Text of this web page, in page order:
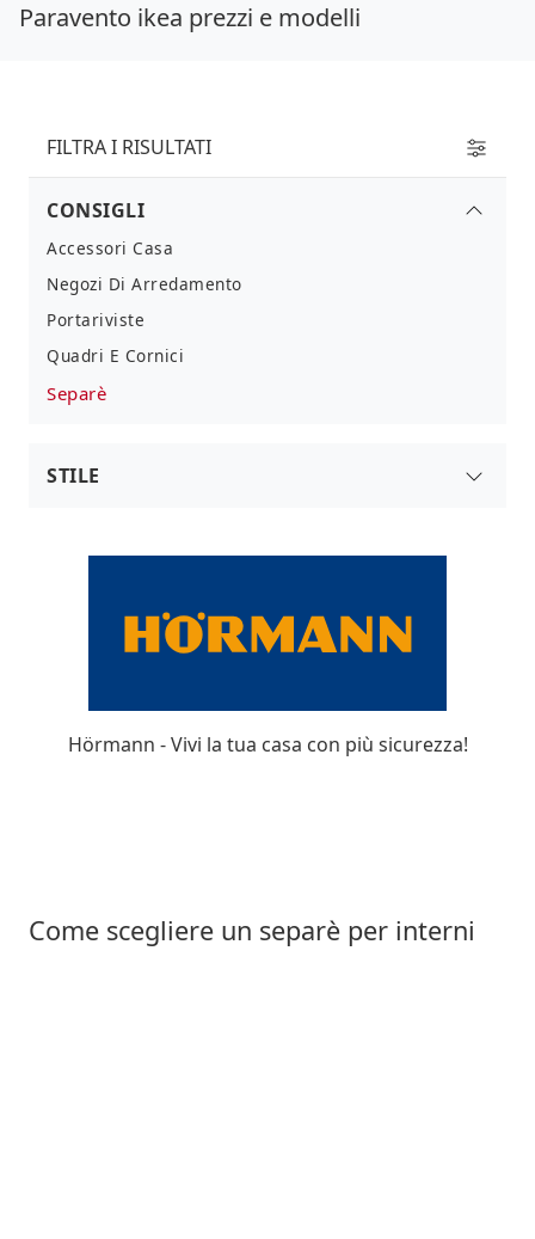
Paravento ikea prezzi e modelli
FILTRA I RISULTATI
CONSIGLI
Accessori Casa
Negozi Di Arredamento
Portariviste
Quadri E Cornici
Separè
STILE
Hörmann - Vivi la tua casa con più sicurezza!
Come scegliere un separè per interni